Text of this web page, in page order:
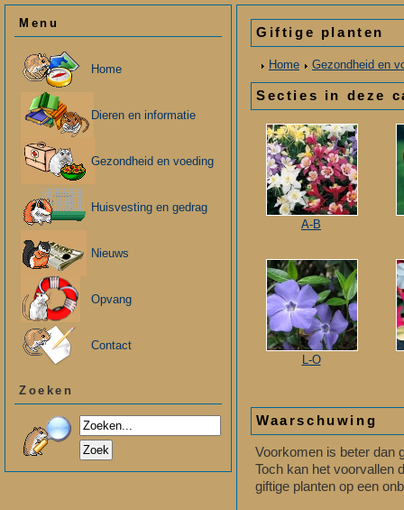
Menu
Home
Dieren en informatie
Gezondheid en voeding
Huisvesting en gedrag
Nieuws
Opvang
Contact
Zoeken
Giftige planten
Home Gezondheid en
Secties in deze
A-B
L-O
Waarschuwing
Voorkomen is beter dan
Toch kan het voorvallen
giftige planten op een